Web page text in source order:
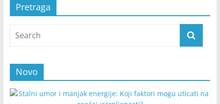
Pretraga
Novo